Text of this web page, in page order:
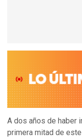
A dos años de haber
primera mitad de